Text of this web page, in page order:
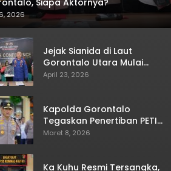
2026
Jejak Sianida di Laut
Gorontalo Utara Mulai
Terkuak
April 23, 2026
Kapolda Gorontalo
Tegaskan Penertiban PETI
Terus Berjalan
Maret 8, 2026
Ka Kuhu Resmi Tersangka,